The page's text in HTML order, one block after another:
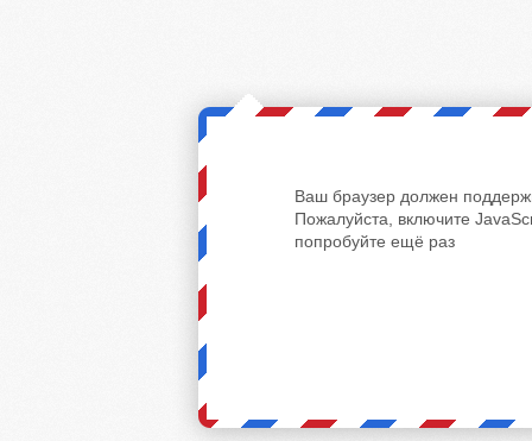
Ваш браузер должен
Пожалуйста, включите
попробуйте ещё раз